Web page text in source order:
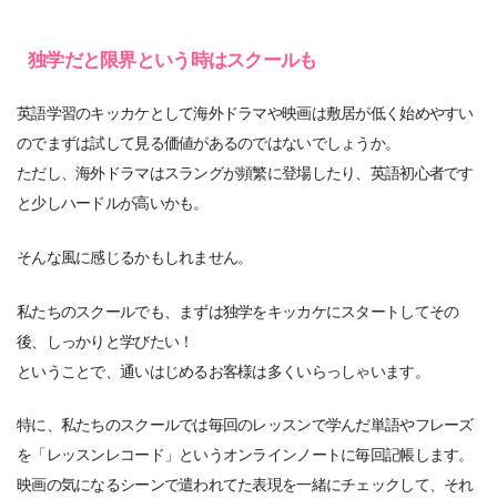
独学だと限界という時はスクールも
英語学習のキッカケとして海外ドラマや映画は敷居が低く始めやすい
のでまずは試して見る価値があるのではないでしょうか。
ただし、海外ドラマはスラングが頻繁に登場したり、英語初心者です
と少しハードルが高いかも。
そんな風に感じるかもしれません。
私たちのスクールでも、まずは独学をキッカケにスタートしてその
後、しっかりと学びたい！
ということで、通いはじめるお客様は多くいらっしゃいます。
特に、私たちのスクールでは毎回のレッスンで学んだ単語やフレーズ
を「レッスンレコード」というオンラインノートに毎回記帳します。
映画の気になるシーンで遣われてた表現を一緒にチェックして、それ